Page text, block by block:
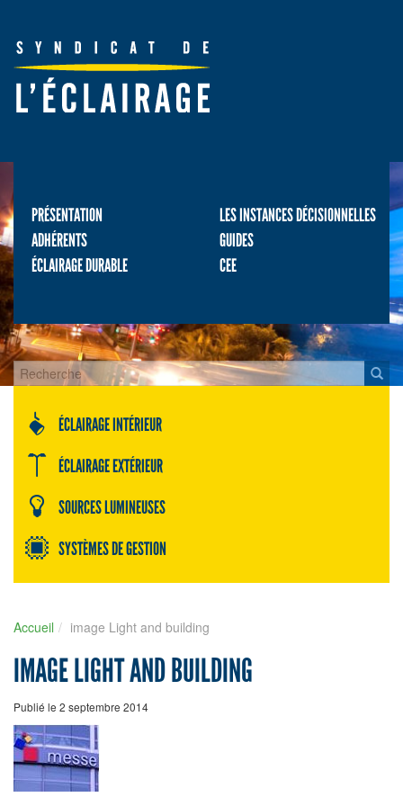
PRÉSENTATION
LES INSTANCES DÉCISIONNELLES
ADHÉRENTS
GUIDES
ÉCLAIRAGE DURABLE
CEE
ÉCLAIRAGE INTÉRIEUR
ÉCLAIRAGE EXTÉRIEUR
SOURCES LUMINEUSES
SYSTÈMES DE GESTION
Accueil image Light and building
IMAGE LIGHT AND BUILDING
Publié le 2 septembre 2014